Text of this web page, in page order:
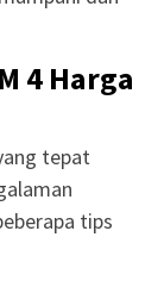
4 Harga
tepat
tips